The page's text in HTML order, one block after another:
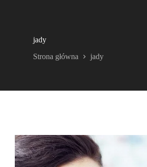
jady
Strona główna jady